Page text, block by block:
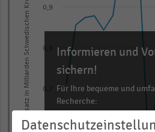
points.
The
chart
has
axis
displaying
categories.
Nettoumsatz in Milliarden Schwedischen Kronen 0,6
0,7
0,8
0,9
Informieren und
sichern!
Für Ihre bequeme und
Recherche:
Über 300.000 Daten